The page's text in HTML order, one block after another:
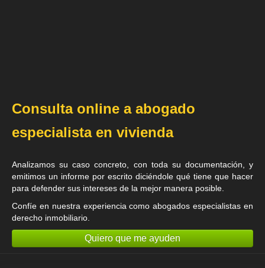
Consulta online a abogado
especialista en vivienda
Analizamos su caso concreto, con toda su documentación, y
emitimos un informe por escrito diciéndole qué tiene que hacer
para defender sus intereses de la mejor manera posible.
Confíe en nuestra experiencia comoabogados especialistas en
derecho inmobiliario
Quiero que me ayuden